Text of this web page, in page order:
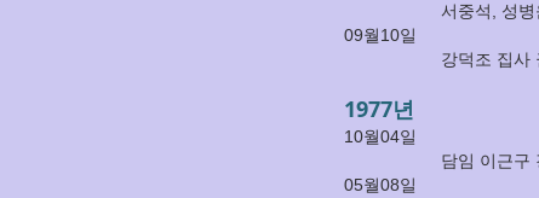
서중석, 성
09월10일
강덕조 집사
1977년
10월04일
담임 이근구
05월08일